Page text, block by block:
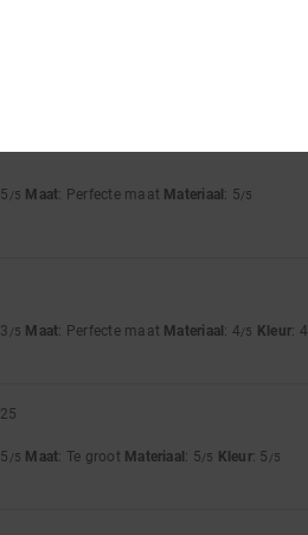
/5 Maat: Perfecte maat Materiaal : 5/5
/5 Maat: Perfecte maat Materiaal : 4/5 Kleur: 4
/5 Maat: Te groot Materiaal : 5/5 Kleur: 5 /5